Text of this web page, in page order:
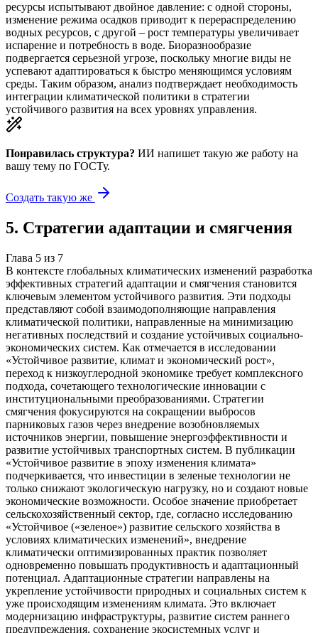
ресурсы испытывают двойное давление: с одной стороны,
изменение режима осадков приводит к перераспределению
водных ресурсов, с другой – рост температуры увеличивает
испарение и потребность в воде. Биоразнообразие
подвергается серьезной угрозе, поскольку многие виды не
успевают адаптироваться к быстро меняющимся условиям
среды. Таким образом, анализ подтверждает необходимость
интеграции климатической политики в стратегии
устойчивого развития на всех уровнях управления.
Понравилась структура? ИИ напишет такую же работу на
вашу тему по ГОСТу.
Создать такую же
5. Стратегии адаптации и смягчения
Глава 5 из 7
В контексте глобальных климатических изменений разработка
эффективных стратегий адаптации и смягчения становится
ключевым элементом устойчивого развития. Эти подходы
представляют собой взаимодополняющие направления
климатической политики, направленные на минимизацию
негативных последствий и создание устойчивых социально-
экономических систем. Как отмечается в исследовании
«Устойчивое развитие, климат и экономический рост»,
переход к низкоуглеродной экономике требует комплексного
подхода, сочетающего технологические инновации с
институциональными преобразованиями. Стратегии
смягчения фокусируются на сокращении выбросов
парниковых газов через внедрение возобновляемых
источников энергии, повышение энергоэффективности и
развитие устойчивых транспортных систем. В публикации
«Устойчивое развитие в эпоху изменения климата»
подчеркивается, что инвестиции в зеленые технологии не
только снижают экологическую нагрузку, но и создают новые
экономические возможности. Особое значение приобретает
сельскохозяйственный сектор, где, согласно исследованию
«Устойчивое («зеленое») развитие сельского хозяйства в
условиях климатических изменений», внедрение
климатически оптимизированных практик позволяет
одновременно повышать продуктивность и адаптационный
потенциал. Адаптационные стратегии направлены на
укрепление устойчивости природных и социальных систем к
уже происходящим изменениям климата. Это включает
модернизацию инфраструктуры, развитие систем раннего
предупреждения, сохранение экосистемных услуг и